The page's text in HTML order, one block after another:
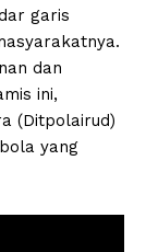
garis
dan
ini,
(Ditpolairud)
yang